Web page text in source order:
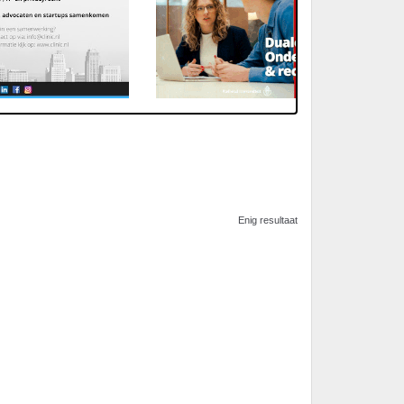
Enig resultaat